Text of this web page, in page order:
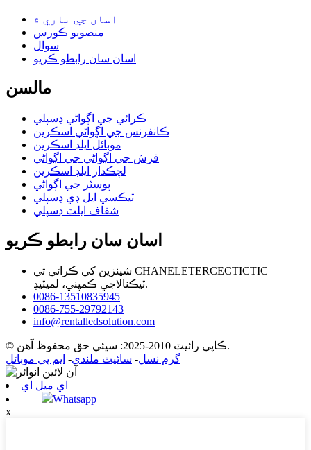
اسان جي باري ۾
منصوبو ڪورس
سوال
اسان سان رابطو ڪريو
مالسن
ڪرائي جي اڳواڻي ڊسپلي
ڪانفرنس جي اڳواڻي اسڪرين
موبائل ايلڊ اسڪرين
فرش جي اڳواڻي جي اڳواڻي
لچڪدار ايلڊ اسڪرين
پوسٽر جي اڳواڻي
ٽيڪسي ايل ڊي ڊسپلي
شفاف ايلٽ ڊسپلي
اسان سان رابطو ڪريو
شينزين کي ڪرائي تي CHANELETERCECTICTIC
ٽيڪنالاجي ڪمپني، لميٽيڊ.
0086-13510835945
0086-755-29792143
info@rentalledsolution.com
© ڪاپي رائيٽ 2010-2025: سڀئي حق محفوظ آهن.
گرم نسل- سائيٽ ملندي- ايم پي موبائل
اي ميل اي
Whatsapp
x